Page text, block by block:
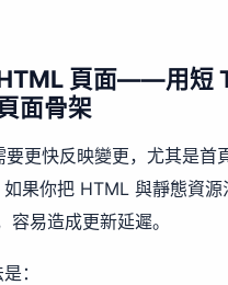
頁面——用短
面骨架
更快反映變更，尤其是首
果你把 HTML 與靜態資源
容易造成更新延遲。
：